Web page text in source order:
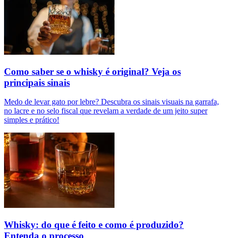
Como saber se o whisky é original? Veja os
principais sinais
Medo de levar gato por lebre? Descubra os sinais visuais na garrafa,
no lacre e no selo fiscal que revelam a verdade de um jeito super
simples e prático!
Whisky: do que é feito e como é produzido?
Entenda o processo